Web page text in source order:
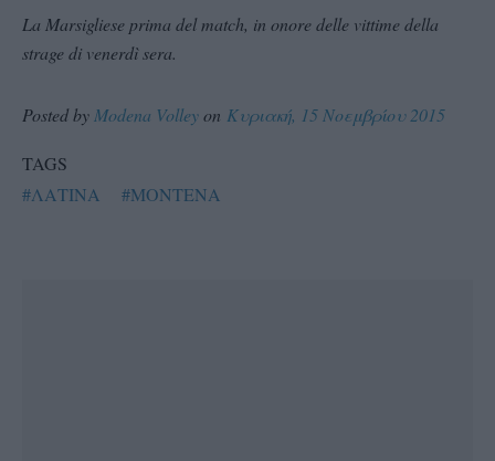
La Marsigliese prima del match, in onore delle vittime della
strage di venerdì sera.
Posted by Modena Volleyon Κυριακή, 15 Νοεμβρίου 2015
TAGS
#ΛΑΤΙΝΑ
#ΜΟΝΤΕΝΑ